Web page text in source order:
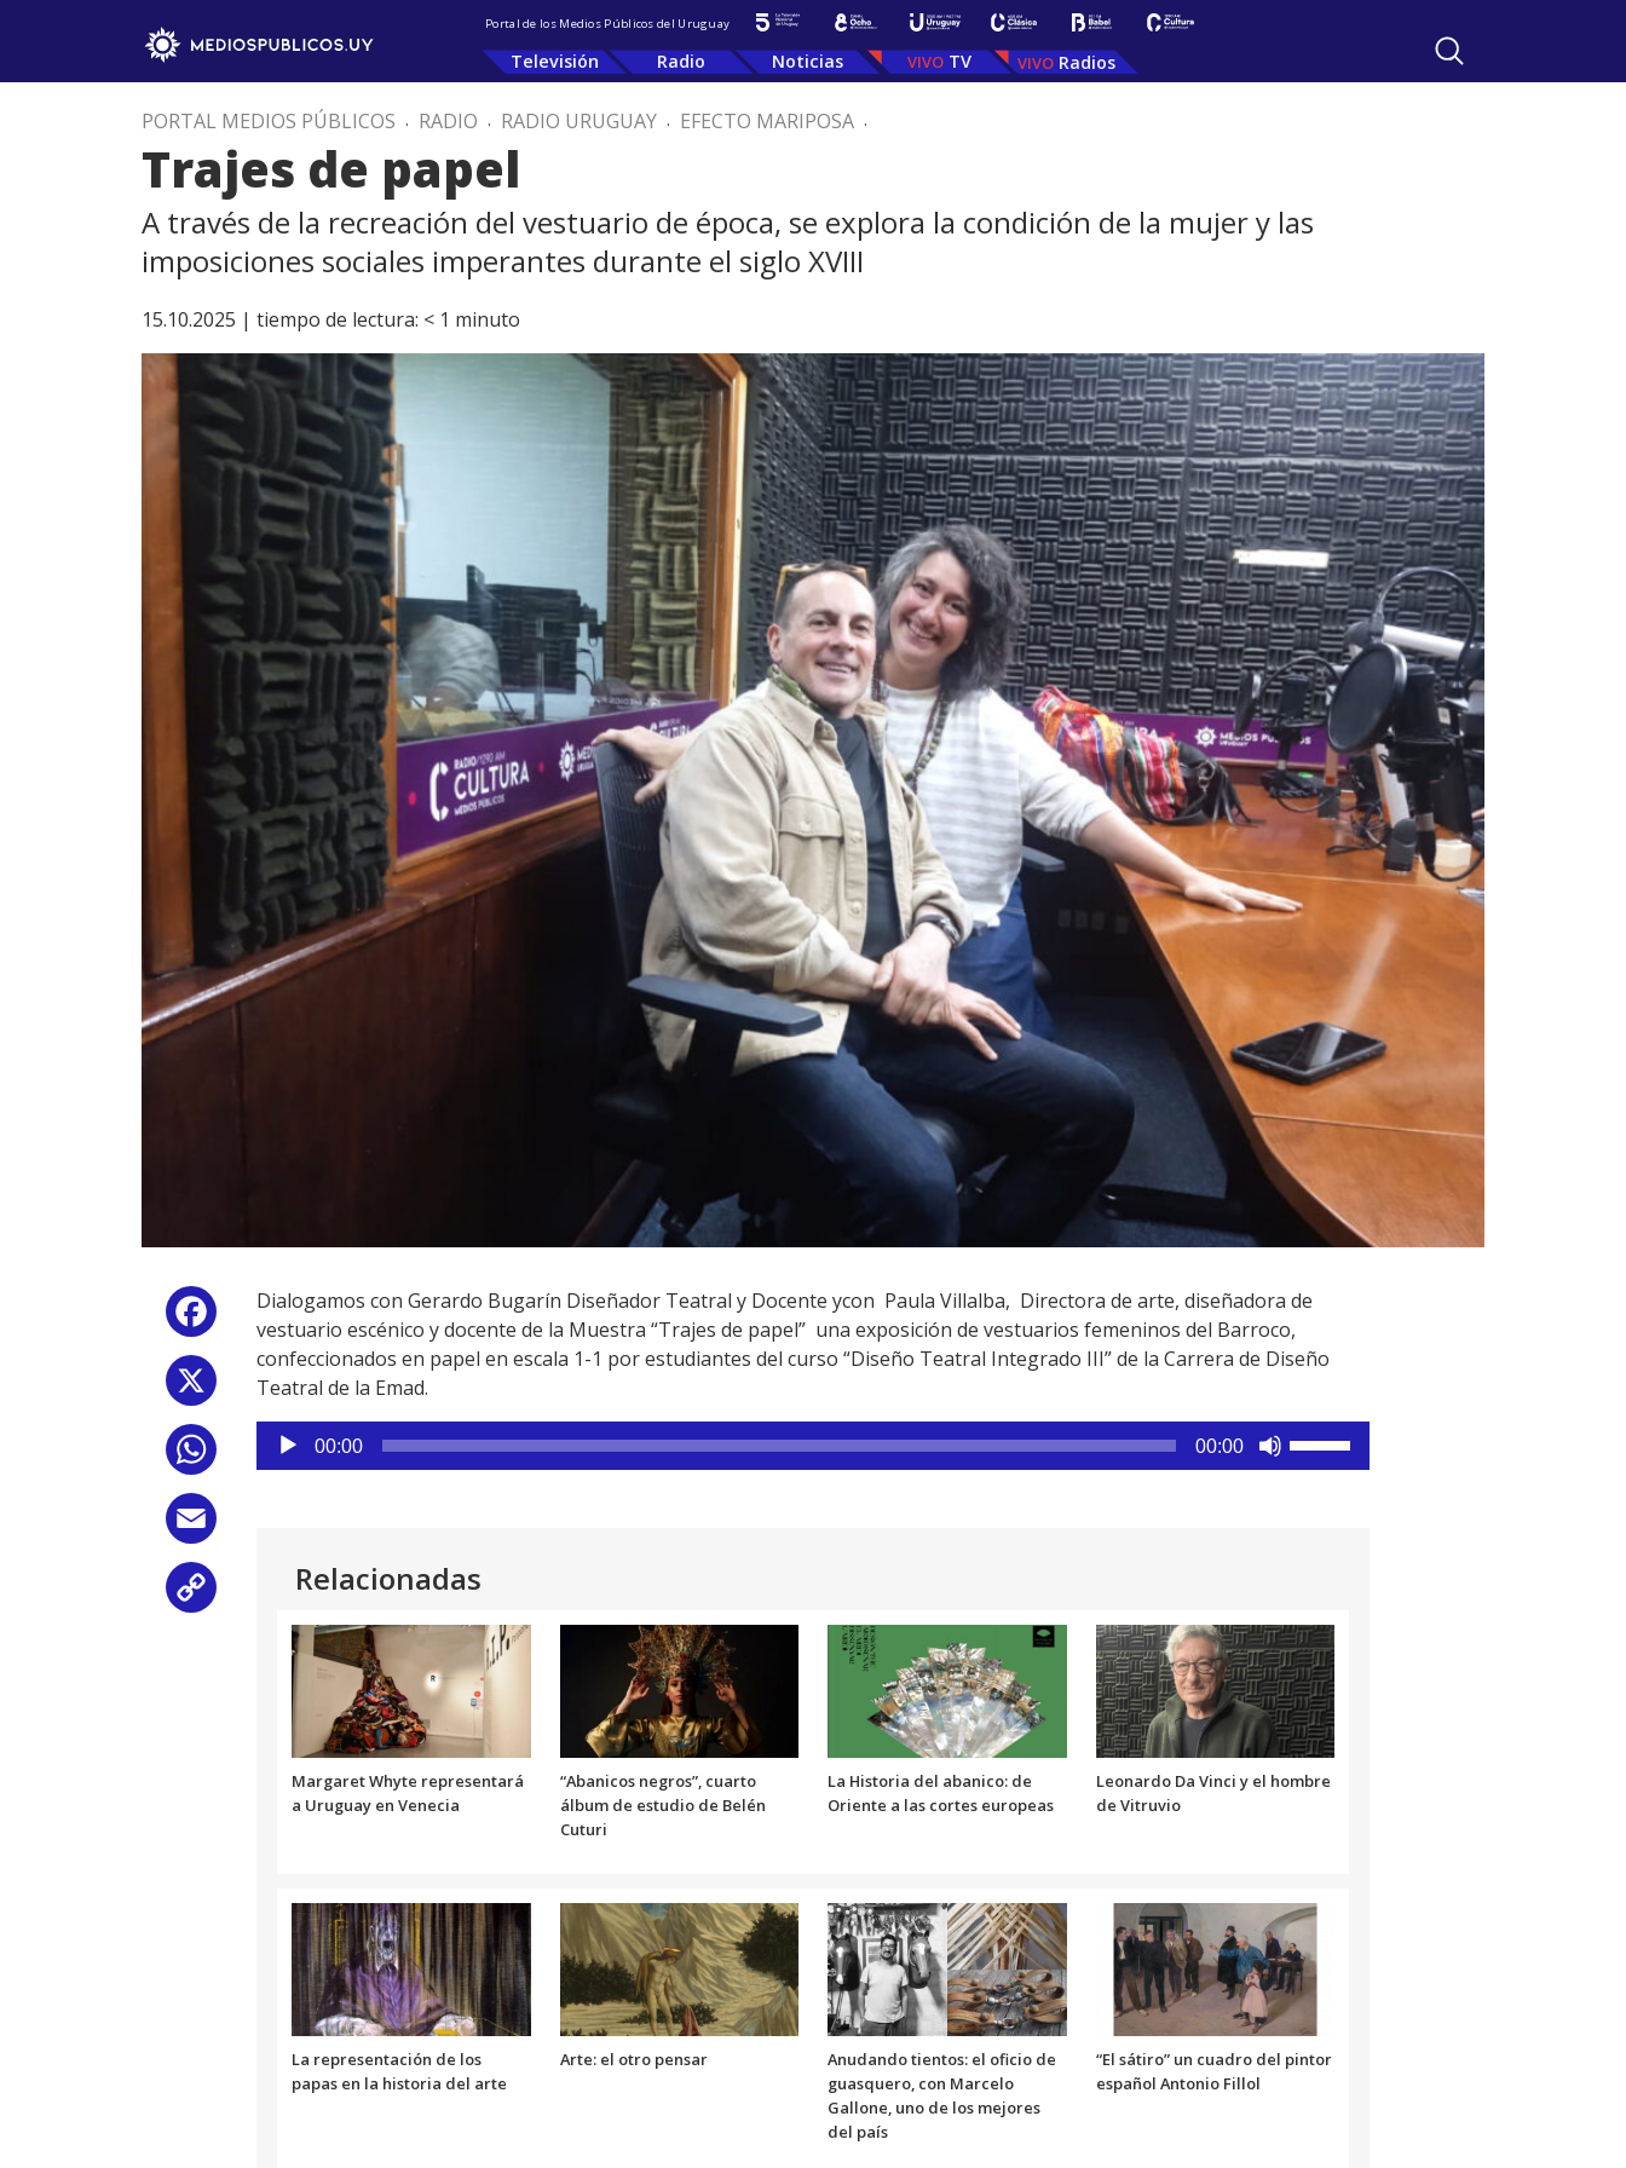
Portal de los Medios Públicos del Uruguay
Televisión Radio Noticias TV Radios
PORTAL MEDIOS PÚBLICOS . RADIO . RADIO URUGUAY . EFECTO MARIPOSA .
Trajes de papel
A través de la recreación del vestuario de época, se explora la condición de la mujer y las
imposiciones sociales imperantes durante el siglo XVIII
15.10.2025 | tiempo de lectura: < 1 minuto
Facebook
WhatsApp
Dialogamos con Gerardo Bugarín Diseñador Teatral y Docente ycon Paula Villalba, Directora de arte, diseñadora de
vestuario escénico y docente de la Muestra “Trajes de papel” una exposición de vestuarios femeninos del Barroco,
confeccionados en papel en escala 1-1 por estudiantes del curso “Diseño Teatral Integrado III” de la Carrera de Diseño
Teatral de la Emad.
Reproductor
de
00:00 00:00
aumentar
o
disminuir
el
volumen.
Relacionadas
Margaret Whyte representará
a Uruguay en Venecia
“Abanicos negros”, cuarto
álbum de estudio de Belén
Cuturi
La Historia del abanico: de
Oriente a las cortes europeas
Leonardo Da Vinci y el hombre
de Vitruvio
La representación de los
papas en la historia del arte
Arte: el otro pensar
Anudando tientos: el oficio de
guasquero, con Marcelo
Gallone, uno de los mejores
del país
“El sátiro” un cuadro del pintor
español Antonio Fillol